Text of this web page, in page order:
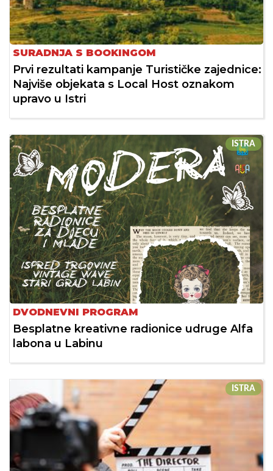
SURADNJA S BOOKINGOM
Prvi rezultati kampanje Turističke zajednice:
Najviše objekata s Local Host oznakom
upravo u Istri
ISTRA
DVODNEVNI PROGRAM
Besplatne kreativne radionice udruge Alfa
labona u Labinu
ISTRA